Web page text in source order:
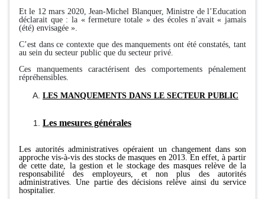
Et le 12 mars 2020, Jean-Michel Blanquer, Ministre de l’Education
déclarait que : la « fermeture totale » des écoles n’avait « jamais
(été) envisagée ».
C’est dans ce contexte que des manquements ont été constatés, tant
au sein du secteur public que du secteur privé.
Ces manquements caractérisent des comportements pénalement
répréhensibles.
LES MANQUEMENTS DANS LE SECTEUR PUBLIC
Les mesures générales
Les autorités administratives opéraient un changement dans son
approche vis-à-vis des stocks de masques en 2013. En effet, à partir
de cette date, la gestion et le stockage des masques relève de la
responsabilité des employeurs, et non plus des autorités
administratives. Une partie des décisions relève ainsi du service
hospitalier.